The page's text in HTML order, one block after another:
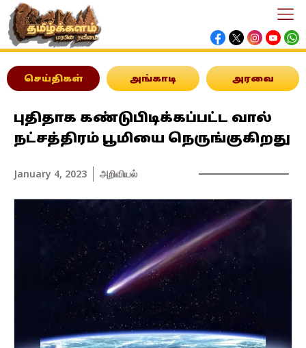
செய்திகள் அங்காடி அரவை
புதிதாக கண்டுபிடிக்கப்பட்ட வால்
நட்சத்திரம் பூமியை நெருங்குகிறது
January 4, 2023 அறிவியல்